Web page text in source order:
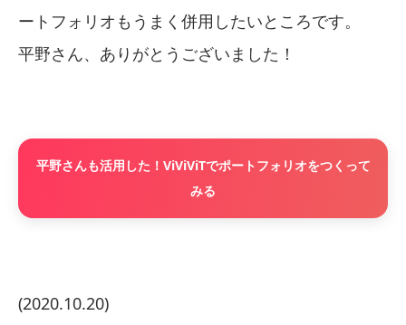
ートフォリオもうまく併用したいところです。
平野さん、ありがとうございました！
平野さんも活用した！ViViViTでポートフォリオをつくって
みる
(2020.10.20)